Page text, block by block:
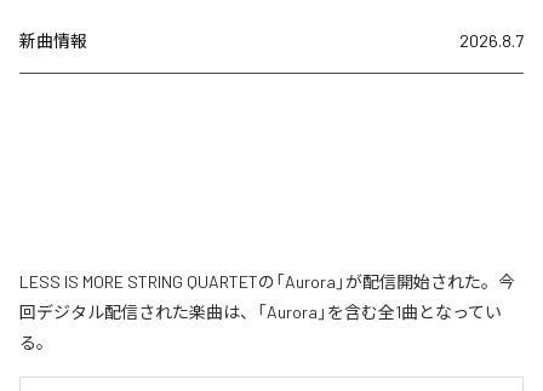
新曲情報 2026.8.7
LESS IS MORE STRING QUARTETの「Aurora」が配信開始された。今
回デジタル配信された楽曲は、「Aurora」を含む全1曲となってい
る。